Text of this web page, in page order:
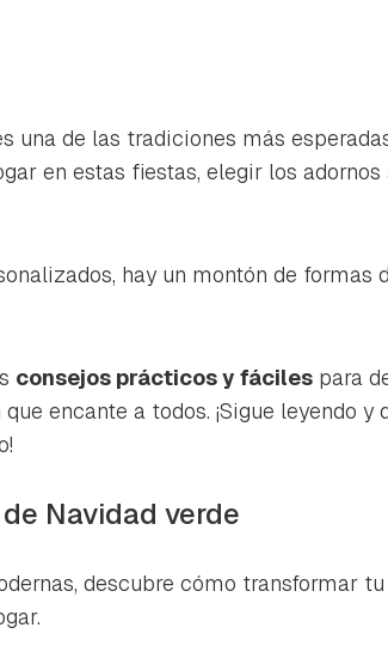
SESIÓN CANCELAR
una de las tradiciones más
en estas fiestas, elegir los adornos
hay un montón de formas
consejos prácticos y fáciles para
encante a todos. ¡Sigue leyendo y
Navidad verde
descubre cómo transformar
enviado
ACEPTAR